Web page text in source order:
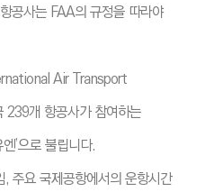
공사는 FAA의 규정을 따라야
Air Transport
개 항공사가 참여하는
’으로 불립니다.
주요 국제공항에서의 운항시간